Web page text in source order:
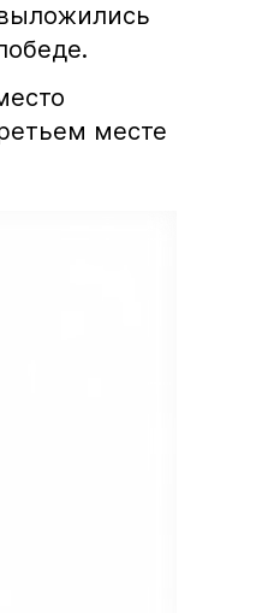
месте